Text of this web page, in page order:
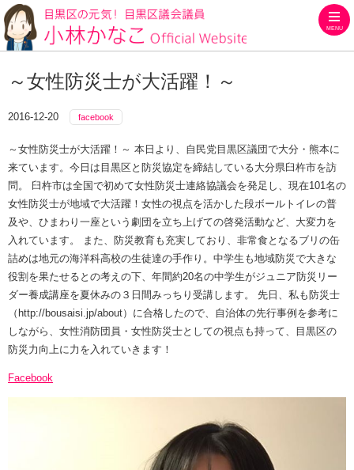
MENU
～女性防災士が大活躍！～
2016-12-20 facebook
～女性防災士が大活躍！～ 本日より、自民党目黒区議団で大分・熊本に
来ています。今日は目黒区と防災協定を締結している大分県臼杵市を訪
問。 臼杵市は全国で初めて女性防災士連絡協議会を発足し、現在101名の
女性防災士が地域で大活躍！女性の視点を活かした段ボールトイレの普
及や、ひまわり一座という劇団を立ち上げての啓発活動など、大変力を
入れています。 また、防災教育も充実しており、非常食となるブリの缶
詰めは地元の海洋科高校の生徒達の手作り。中学生も地域防災で大きな
役割を果たせるとの考えの下、年間約20名の中学生がジュニア防災リー
ダー養成講座を夏休みの３日間みっちり受講します。 先日、私も防災士
（http://bousaisi.jp/about）に合格したので、自治体の先行事例を参考に
しながら、女性消防団員・女性防災士としての視点も持って、目黒区の
防災力向上に力を入れていきます！
Facebook